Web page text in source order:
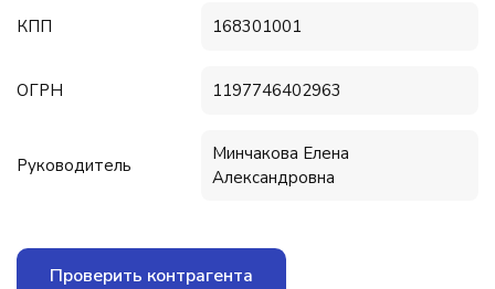
КПП 168301001
ОГРН 1197746402963
Руководитель
Минчакова Елена
Александровна
Проверить контрагента